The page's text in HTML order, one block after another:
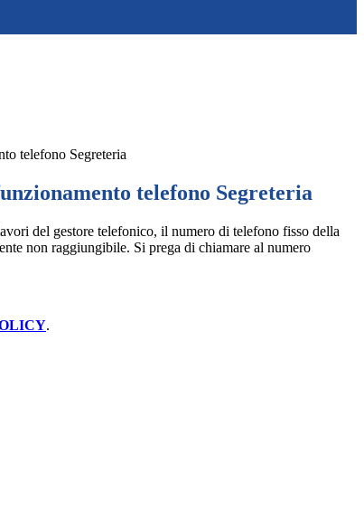
telefono Segreteria
telefono Segreteria
del gestore telefonico, il numero di telefono fisso della
non raggiungibile. Si prega di chiamare al numero
.